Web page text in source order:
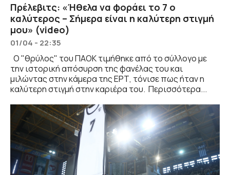
Πρέλεβιτς: «Ήθελα να φοράει το 7 ο
καλύτερος – Σήμερα είναι η καλύτερη στιγμή
μου» (video)
01/04 - 22:35
Ο "θρύλος" του ΠΑΟΚ τιμήθηκε από το σύλλογο με
την ιστορική απόσυρση της φανέλας του και
μιλώντας στην κάμερα της ΕΡΤ, τόνισε πως ήταν η
καλύτερη στιγμή στην καριέρα του. Περισσότερα...